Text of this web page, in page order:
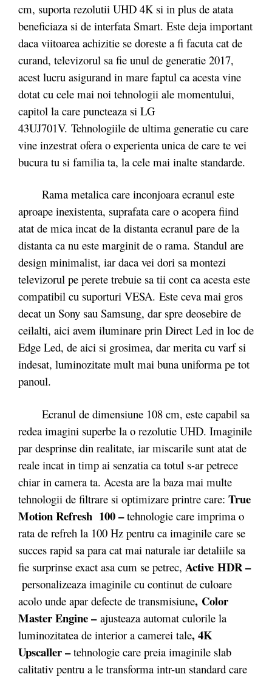
cm, suporta rezolutii UHD 4K si in plus de atata
beneficiaza si de interfata Smart. Este deja important
daca viitoarea achizitie se doreste a fi facuta cat de
curand, televizorul sa fie unul de generatie 2017,
acest lucru asigurand in mare faptul ca acesta vine
dotat cu cele mai noi tehnologii ale momentului,
capitol la care puncteaza si LG
43UJ701V. Tehnologiile de ultima generatie cu care
vine inzestrat ofera o experienta unica de care te vei
bucura tu si familia ta, la cele mai inalte standarde.
Rama metalica care inconjoara ecranul este
aproape inexistenta, suprafata care o acopera fiind
atat de mica incat de la distanta ecranul pare de la
distanta ca nu este marginit de o rama. Standul are
design minimalist, iar daca vei dori sa montezi
televizorul pe perete trebuie sa tii cont ca acesta este
compatibil cu suporturi VESA. Este ceva mai gros
decat un Sony sau Samsung, dar spre deosebire de
ceilalti, aici avem iluminare prin Direct Led in loc de
Edge Led, de aici si grosimea, dar merita cu varf si
indesat, luminozitate mult mai buna uniforma pe tot
panoul.
Ecranul de dimensiune 108 cm, este capabil sa
redea imagini superbe la o rezolutie UHD. Imaginile
par desprinse din realitate, iar miscarile sunt atat de
reale incat in timp ai senzatia ca totul s-ar petrece
chiar in camera ta. Acesta are la baza mai multe
tehnologii de filtrare si optimizare printre care: True
Motion Refresh 100 –tehnologie care imprima o
rata de refreh la 100 Hz pentru ca imaginile care se
succes rapid sa para cat mai naturale iar detaliile sa
fie surprinse exact asa cum se petrec, Active HDR –
personalizeaza imaginile cu continut de culoare
acolo unde apar defecte de transmisiune, Color
Master Engine – ajusteaza automat culorile la
luminozitatea de interior a camerei tale, 4K
Upscaller –tehnologie care preia imaginile slab
calitativ pentru a le transforma intr-un standard care